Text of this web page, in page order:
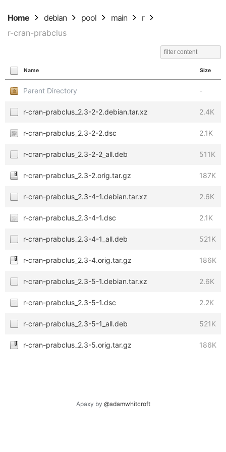
Home debian pool main
r
r-cran-prabclus
Name Size
Parent Directory -
r-cran-prabclus_2.3-2-2.debian.tar.xz 2.4K
r-cran-prabclus_2.3-2-2.dsc 2.1K
r-cran-prabclus_2.3-2-2_all.deb 511K
r-cran-prabclus_2.3-2.orig.tar.gz 187K
r-cran-prabclus_2.3-4-1.debian.tar.xz 2.6K
r-cran-prabclus_2.3-4-1.dsc 2.1K
r-cran-prabclus_2.3-4-1_all.deb 521K
r-cran-prabclus_2.3-4.orig.tar.gz 186K
r-cran-prabclus_2.3-5-1.debian.tar.xz 2.6K
r-cran-prabclus_2.3-5-1.dsc 2.2K
r-cran-prabclus_2.3-5-1_all.deb 521K
r-cran-prabclus_2.3-5.orig.tar.gz 186K
Apaxy by @adamwhitcroft